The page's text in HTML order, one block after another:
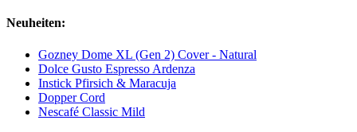
Neuheiten:
Gozney Dome XL (Gen 2) Cover - Natural
Dolce Gusto Espresso Ardenza
Instick Pfirsich & Maracuja
Dopper Cord
Nescafé Classic Mild